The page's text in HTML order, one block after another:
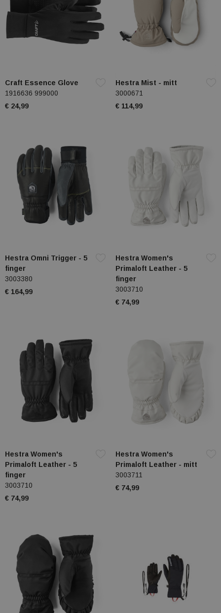
Craft Essence Glove
1916636 999000
€ 24,99
Hestra Mist - mitt
3000671
€ 114,99
Hestra Omni Trigger - 5
finger
3003380
€ 164,99
Hestra Women's
Primaloft Leather - 5
finger
3003710
€ 74,99
Hestra Women's
Primaloft Leather - 5
finger
3003710
€ 74,99
Hestra Women's
Primaloft Leather - mitt
3003711
€ 74,99